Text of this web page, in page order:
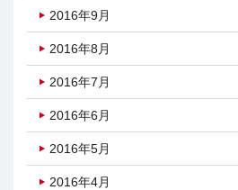
2016年9月
2016年8月
2016年7月
2016年6月
2016年5月
2016年4月